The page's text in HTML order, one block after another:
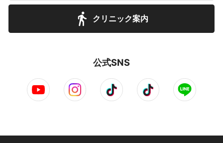
クリニック案内
公式SNS